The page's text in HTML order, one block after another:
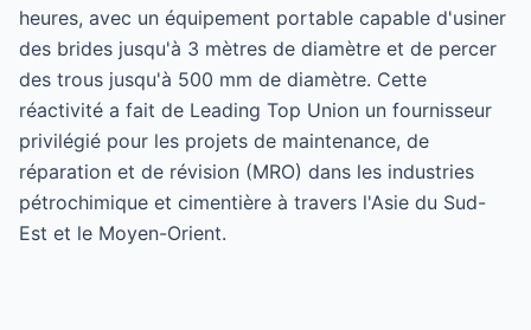
heures, avec un équipement portable capable d'usiner
des brides jusqu'à 3 mètres de diamètre et de percer
des trous jusqu'à 500 mm de diamètre. Cette
réactivité a fait de Leading Top Union un fournisseur
privilégié pour les projets de maintenance, de
réparation et de révision (MRO) dans les industries
pétrochimique et cimentière à travers l'Asie du Sud-
Est et le Moyen-Orient.